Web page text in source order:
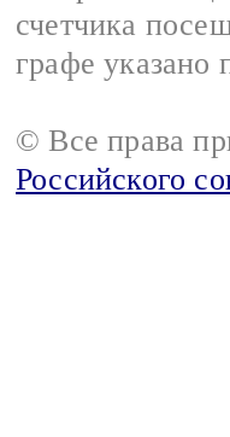
счетчика
графе указано
© Все права
Российского